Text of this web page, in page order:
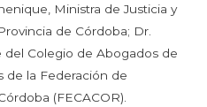
Ministra de Justicia y
de Córdoba; Dr.
del Colegio de Abogados de
de la Federación de
(FECACOR).